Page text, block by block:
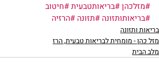
#מזלכהן#בריאותטבעית#חיטוב
#בריאותותזונה #תזונה #הרזיה
בריאות ותזונה
מזל כהן - מומחית לבריאות טבעית, הרז
מלב הבית